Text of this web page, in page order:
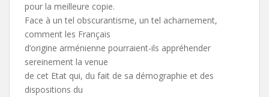
pour la meilleure copie.
Face à un tel obscurantisme, un tel acharnement,
comment les Français
d’origine arménienne pourraient-ils appréhender
sereinement la venue
de cet Etat qui, du fait de sa démographie et des
dispositions du